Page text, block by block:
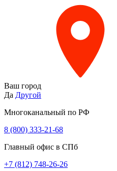
Ваш город
Да Другой
Многоканальный по РФ
8 (800) 333‑21-68
Главный офис в СПб
+7 (812) 748-26-26